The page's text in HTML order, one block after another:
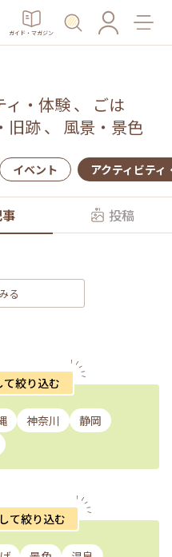
ガイド・マガジン
ィ・体験、
ごは
旧跡、 風景・景色
イベント アクティビティ
投稿
る
て絞り込む
神奈川
静岡
て絞り込む